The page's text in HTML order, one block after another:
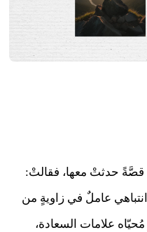
قصَّةً حدثتْ معها، فقالتْ:
عاملٌ في زاويةٍ من
مُحيّاه علامات السعادة،